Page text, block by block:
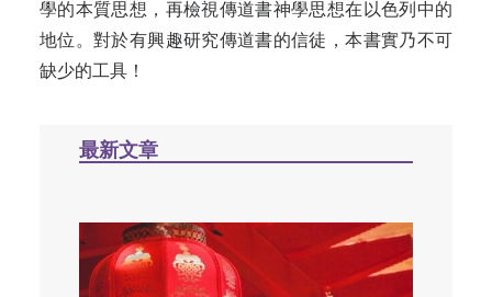
學的本質思想，再檢視傳道書神學思想在以色列中的
地位。對於有興趣研究傳道書的信徒，本書實乃不可
缺少的工具！
最新文章